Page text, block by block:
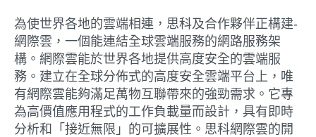
為使世界各地的雲端相連，思科及合作夥伴正構建-
網際雲，一個能連結全球雲端服務的網路服務架
構。網際雲能於世界各地提供高度安全的雲端服
務。建立在全球分佈式的高度安全雲端平台上，唯
有網際雲能夠滿足萬物互聯帶來的強勁需求。它專
為高價值應用程式的工作負載量而設計，具有即時
分析和「接近無限」的可擴展性。思科網際雲的開